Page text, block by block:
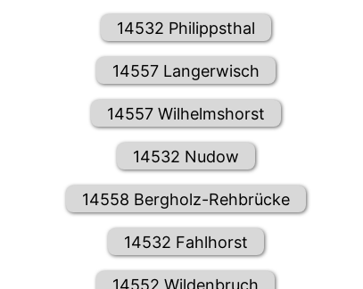
14532 Philippsthal
14557 Langerwisch
14557 Wilhelmshorst
14532 Nudow
14558 Bergholz-Rehbrücke
14532 Fahlhorst
14552 Wildenbruch